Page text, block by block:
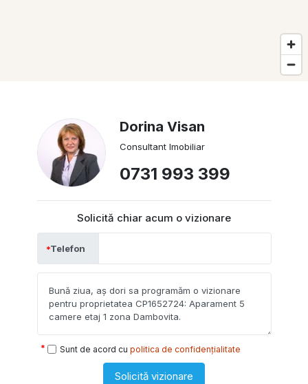
Dorina Visan
Consultant Imobiliar
0731 993 399
Solicită chiar acum o vizionare
Telefon
Sunt de acord cu politica de confidențialitate
Solicită vizionare